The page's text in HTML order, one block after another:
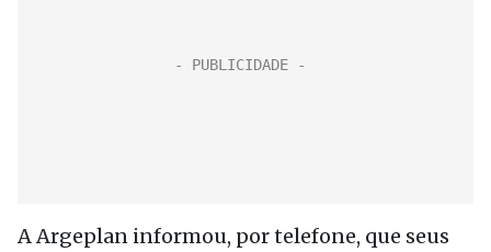
A Argeplan informou, por telefone, que seus